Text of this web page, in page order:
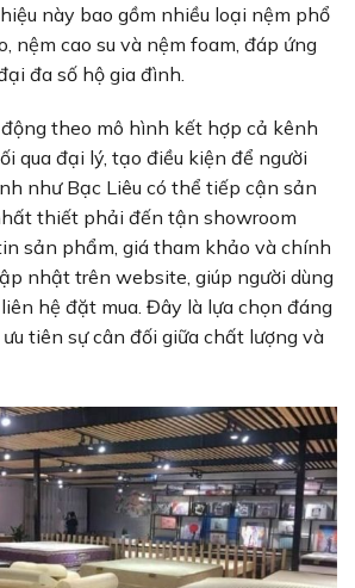
này bao gồm nhiều loại nệm phổ
nệm cao su và nệm foam, đáp ứng
đa số hộ gia đình.
theo mô hình kết hợp cả kênh
qua đại lý, tạo điều kiện để người
như Bạc Liêu có thể tiếp cận sản
thiết phải đến tận showroom
sản phẩm, giá tham khảo và chính
nhật trên website, giúp người dùng
hệ đặt mua. Đây là lựa chọn đáng
tiên sự cân đối giữa chất lượng và